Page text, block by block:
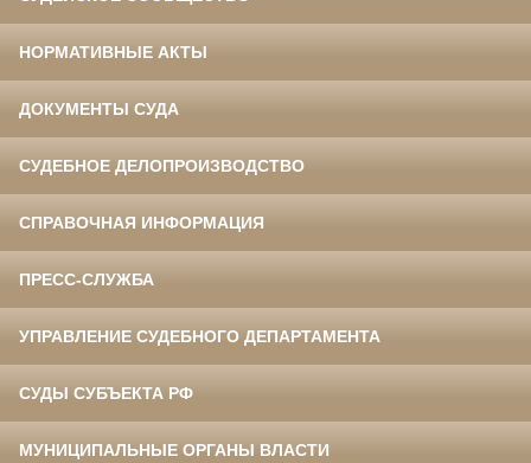
НОРМАТИВНЫЕ АКТЫ
ДОКУМЕНТЫ СУДА
СУДЕБНОЕ ДЕЛОПРОИЗВОДСТВО
СПРАВОЧНАЯ ИНФОРМАЦИЯ
ПРЕСС-СЛУЖБА
УПРАВЛЕНИЕ СУДЕБНОГО ДЕПАРТАМЕНТА
СУДЫ СУБЪЕКТА РФ
МУНИЦИПАЛЬНЫЕ ОРГАНЫ ВЛАСТИ